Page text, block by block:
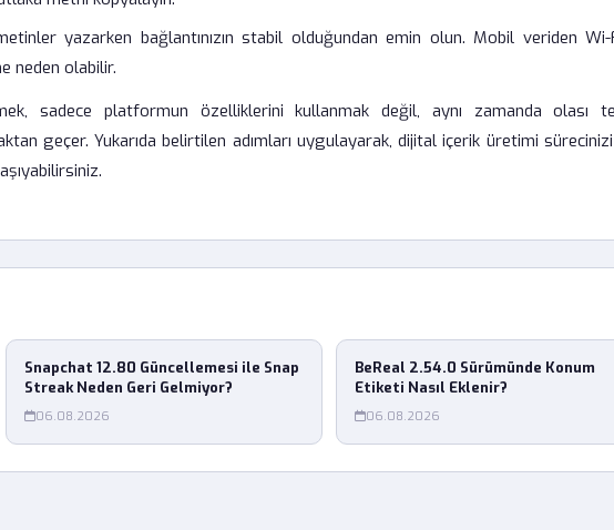
yazarken bağlantınızın stabil olduğundan emin olun. Mobil veriden Wi-
neden olabilir.
sadece platformun özelliklerini kullanmak değil, aynı zamanda olası
geçer. Yukarıda belirtilen adımları uygulayarak, dijital içerik üretimi
Snapchat 12.80 Güncellemesi ile Snap
Streak Neden Geri Gelmiyor?
06.08.2026
BeReal 2.54.0 Sürümünde Konum
Etiketi Nasıl Eklenir?
06.08.2026